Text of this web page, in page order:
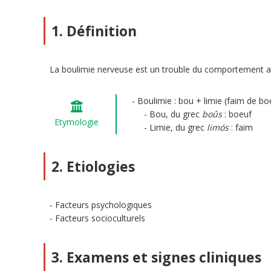
1. Définition
La boulimie nerveuse est un trouble du comportement
Etymologie
Boulimie : bou + limie (faim de
Bou, du grec boûs: boeuf
Limie, du grec limós: faim
2. Etiologies
Facteurs psychologiques
Facteurs socioculturels
3. Examens et signes cliniques